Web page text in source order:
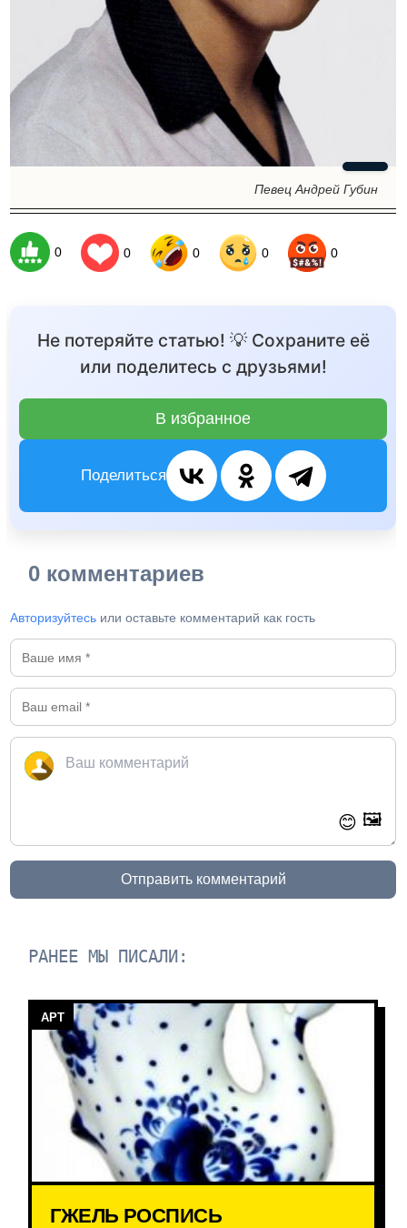
Певец Андрей Губин
0 0 0 0 0
Не потеряйте статью! 💡 Сохраните её
или поделитесь с друзьями!
В избранное
Поделиться
0 комментариев
Авторизуйтесь или оставьте комментарий как гость
😊 🖼️
Отправить комментарий
РАНЕЕ МЫ ПИСАЛИ:
АРТ
ГЖЕЛЬ РОСПИСЬ